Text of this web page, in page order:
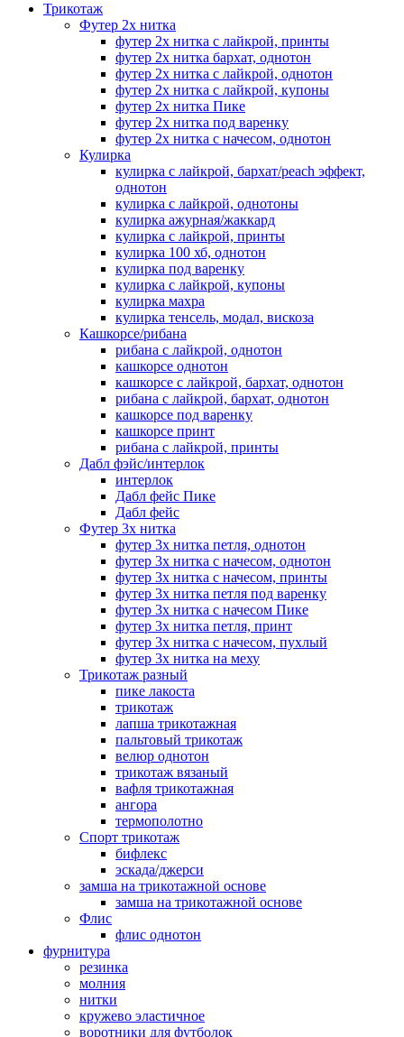
Трикотаж
Футер 2х нитка
футер 2х нитка с лайкрой, принты
футер 2х нитка бархат, однотон
футер 2х нитка с лайкрой, однотон
футер 2х нитка с лайкрой, купоны
футер 2х нитка Пике
футер 2х нитка под варенку
футер 2х нитка с начесом, однотон
Кулирка
кулирка с лайкрой, бархат/peach эффект,
однотон
кулирка с лайкрой, однотоны
кулирка ажурная/жаккард
кулирка с лайкрой, принты
кулирка 100 хб, однотон
кулирка под варенку
кулирка с лайкрой, купоны
кулирка махра
кулирка тенсель, модал, вискоза
Кашкорсе/рибана
рибана с лайкрой, однотон
кашкорсе однотон
кашкорсе с лайкрой, бархат, однотон
рибана с лайкрой, бархат, однотон
кашкорсе под варенку
кашкорсе принт
рибана с лайкрой, принты
Дабл фэйс/интерлок
интерлок
Дабл фейс Пике
Дабл фейс
Футер 3х нитка
футер 3х нитка петля, однотон
футер 3х нитка с начесом, однотон
футер 3х нитка с начесом, принты
футер 3х нитка петля под варенку
футер 3х нитка с начесом Пике
футер 3х нитка петля, принт
футер 3х нитка с начесом, пухлый
футер 3х нитка на меху
Трикотаж разный
пике лакоста
трикотаж
лапша трикотажная
пальтовый трикотаж
велюр однотон
трикотаж вязаный
вафля трикотажная
ангора
термополотно
Спорт трикотаж
бифлекс
эскада/джерси
замша на трикотажной основе
замша на трикотажной основе
Флис
флис однотон
фурнитура
резинка
молния
нитки
кружево эластичное
воротники для футболок